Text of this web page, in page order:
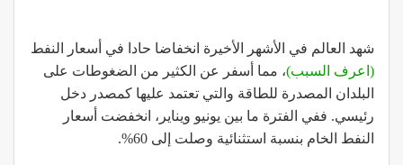
شهد العالم في الأشهر الأخيرة انخفاضا حادا في أسعار النفط
(اعرف السبب)، مما أسفر عن الكثير من الضغوطات على
البلدان المصدرة للطاقة والتي تعتمد عليها كمصدر دخل
رئيسي. ففي الفترة ما بين يونيو ويناير، انخفضت أسعار
النفط الخام بنسبة استثنائية وصلت إلى 60%.